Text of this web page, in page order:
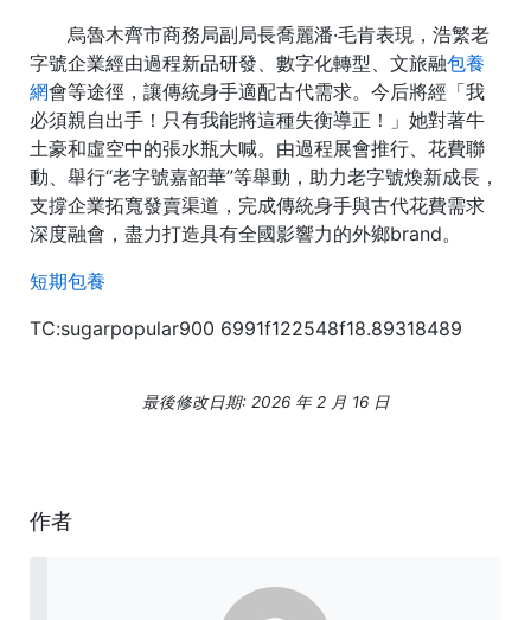
烏魯木齊市商務局副局長喬麗潘·毛肯表現，浩繁老
字號企業經由過程新品研發、數字化轉型、文旅融包養
網會等途徑，讓傳統身手適配古代需求。今后將經「我
必須親自出手！只有我能將這種失衡導正！」她對著牛
土豪和虛空中的張水瓶大喊。由過程展會推行、花費聯
動、舉行“老字號嘉韶華”等舉動，助力老字號煥新成長，
支撐企業拓寬發賣渠道，完成傳統身手與古代花費需求
深度融會，盡力打造具有全國影響力的外鄉brand。
短期包養
TC:sugarpopular900 6991f122548f18.89318489
最後修改日期: 2026 年 2 月 16 日
作者